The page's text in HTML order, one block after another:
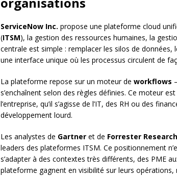
ServiceNow Inc. propose une plateforme cloud
(ITSM), la gestion des ressources humaines, la
centrale est simple : remplacer les silos de
une interface unique où les processus circulent de
La plateforme repose sur un moteur de workflows
s’enchaînent selon des règles définies. Ce moteur
l’entreprise, qu’il s’agisse de l’IT, des RH ou des
développement lourd.
Les analystes de Gartner et de Forrester Research
leaders des plateformes ITSM. Ce positionnement
s’adapter à des contextes très différents, des PME
plateforme gagnent en visibilité sur leurs